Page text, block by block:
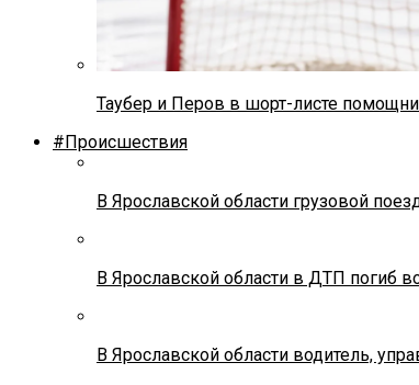
Таубер и Перов в шорт-листе
#Происшествия
В Ярославской области грузовой
В Ярославской области в ДТП погиб
В Ярославской области водитель,